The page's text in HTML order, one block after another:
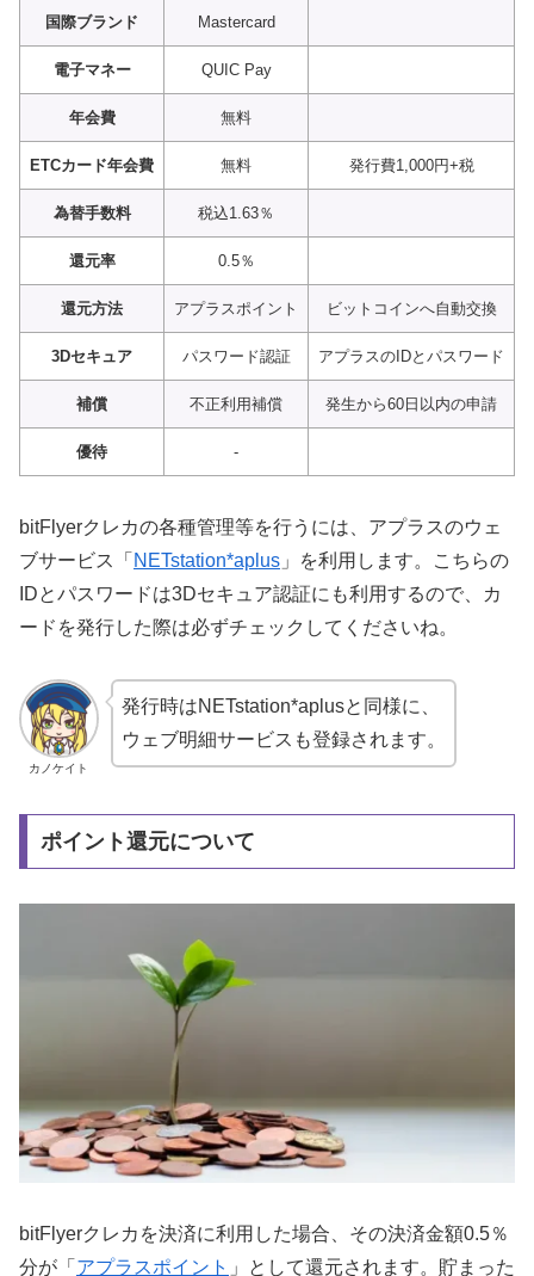
国際ブランド Mastercard
電子マネー QUIC Pay
年会費 無料
ETCカード年会費 無料 発行費1,000円+税
為替手数料 税込1.63％
還元率 0.5％
還元方法 アプラスポイント ビットコインへ自動交換
3Dセキュア パスワード認証 アプラスのIDとパスワード
補償 不正利用補償 発生から60日以内の申請
優待 -
bitFlyerクレカの各種管理等を行うには、アプラスのウェ
ブサービス「 NETstation*aplus 」を利用します。こちらの
IDとパスワードは3Dセキュア認証にも利用するので、カ
ードを発行した際は必ずチェックしてくださいね。
カノケイト
発行時はNETstation*aplusと同様に、
ウェブ明細サービスも登録されます。
ポイント還元について
bitFlyerクレカを決済に利用した場合、その決済金額0.5％
分が「 アプラスポイント 」として還元されます。貯まった